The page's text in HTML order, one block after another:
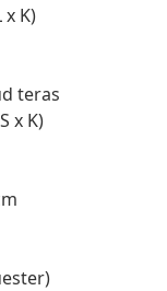
x K)
teras
x K)